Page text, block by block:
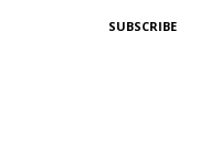
SUBSCRIBE